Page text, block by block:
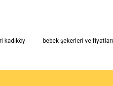
kullanarak tarafımıza iletebilirsiniz.
kadıköy bebek şekerleri ve fiyatları